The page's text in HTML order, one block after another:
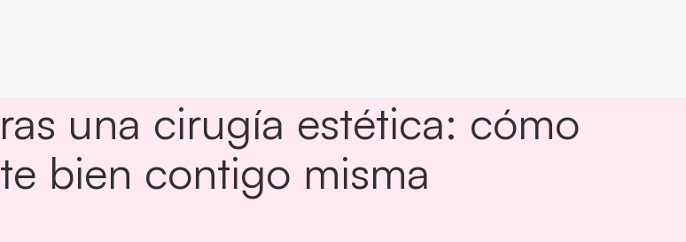
una cirugía estética: cómo
bien contigo misma